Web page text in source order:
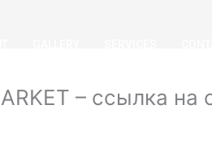
– ссылка на